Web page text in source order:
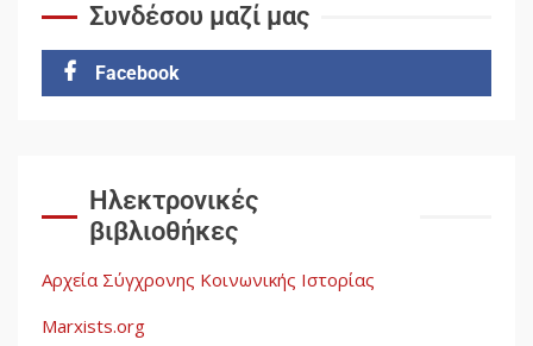
Συνδέσου μαζί μας
Facebook
Ηλεκτρονικές
βιβλιοθήκες
Αρχεία Σύγχρονης Κοινωνικής Ιστορίας
Marxists.org